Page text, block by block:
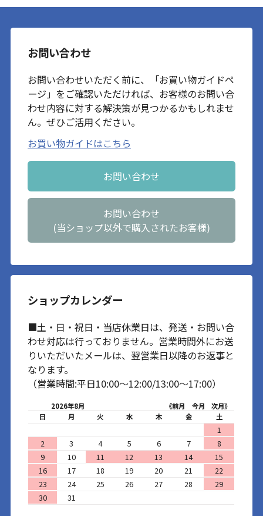
お問い合わせ
お問い合わせいただく前に、「お買い物ガイドペ
ージ」をご確認いただければ、お客様のお問い合
わせ内容に対する解決策が見つかるかもしれませ
ん。ぜひご活用ください。
お買い物ガイドはこちら
お問い合わせ
お問い合わせ
(当ショップ以外で購入されたお客様)
ショップカレンダー
■土・日・祝日・当店休業日は、発送・お問い合
わせ対応は行っておりません。営業時間外にお送
りいただいたメールは、翌営業日以降のお返事と
なります。
（営業時間:平日10:00～12:00/13:00～17:00）
2026年8月 《前月 今月
次月》
日
月 火 水 木 金 土
1
2
3 4 5 6 7
8
9
10 11 12 13 14
15
16
17 18 19 20 21
22
23
24 25 26 27 28
29
30
31